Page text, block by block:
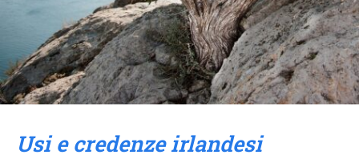
Usi e credenze irlandesi